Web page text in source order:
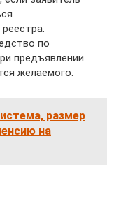
по
предъявлении
желаемого.
размер
на